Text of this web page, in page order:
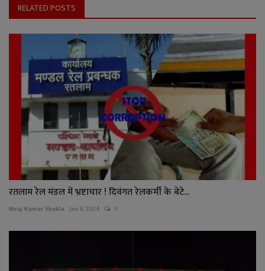
RELATED POSTS
रतलाम रेल मंडल में भ्रष्टाचार ! दिवंगत रेलकर्मी के बेटे...
Niraj Kumar Shukla Jan 9, 2024 0